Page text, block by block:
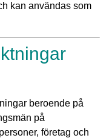
kan användas som
beroende på
på
företag och